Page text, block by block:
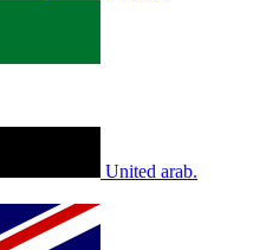
United arab.